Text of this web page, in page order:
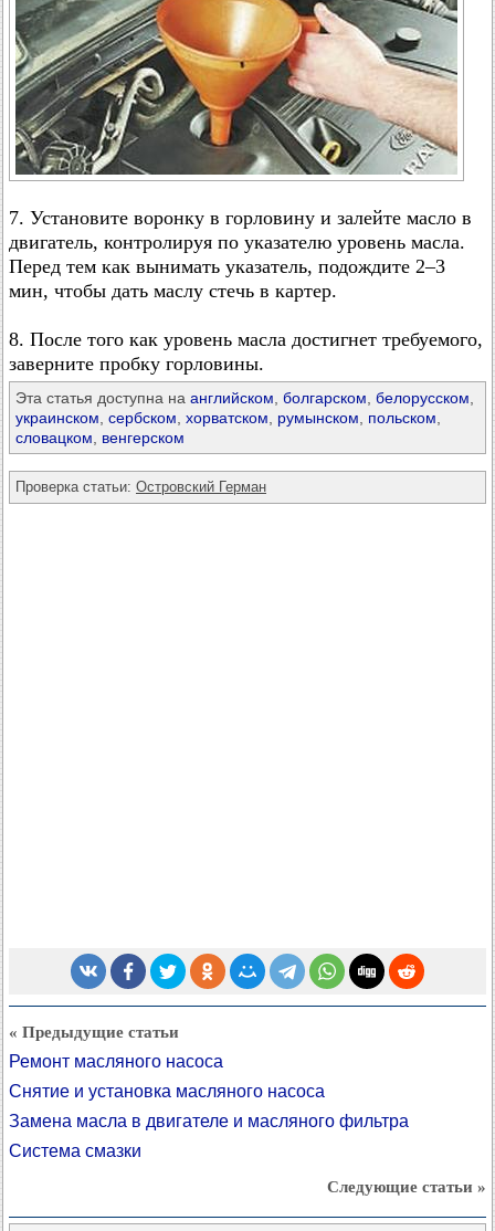
7. Установите воронку в горловину и залейте масло в
двигатель, контролируя по указателю уровень масла.
Перед тем как вынимать указатель, подождите 2–3
мин, чтобы дать маслу стечь в картер.
8. После того как уровень масла достигнет требуемого,
заверните пробку горловины.
Эта статья доступна на английском болгарском белорусском
украинском сербском хорватском румынском польском
словацком
венгерском
Проверка статьи: Островский Герман
« Предыдущие статьи
Ремонт масляного насоса
Снятие и установка масляного насоса
Замена масла в двигателе и масляного фильтра
Система смазки
Следующие статьи »